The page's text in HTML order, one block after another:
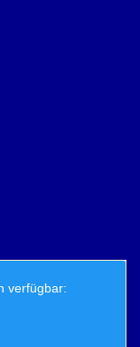
verfügbar: